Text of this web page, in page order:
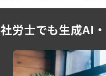
社労士でも生成AI